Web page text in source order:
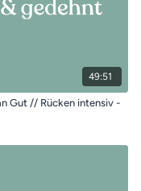
49:51
Gut // Rücken intensiv -